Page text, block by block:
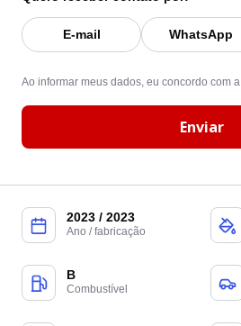
2023 / 2023
Ano / fabricação
B
Combustível
E-mail WhatsApp
Ao informar meus dados, eu concordo com a
Enviar